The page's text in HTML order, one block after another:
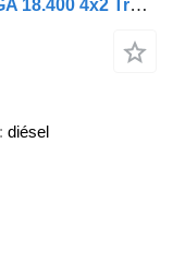
MAN TGA 18.400 4X2 LLS-U MAN TGA 18.400 4x2 Trakker - 400 HP - Immed
diésel